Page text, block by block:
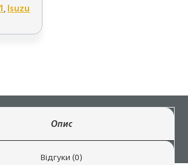
,Isuzu
Опис
Відгуки (0)